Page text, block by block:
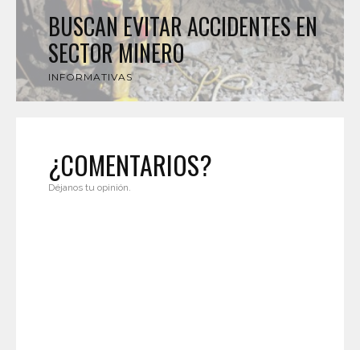
BUSCAN EVITAR ACCIDENTES EN
SECTOR MINERO
INFORMATIVAS
¿COMENTARIOS?
Déjanos tu opinión.